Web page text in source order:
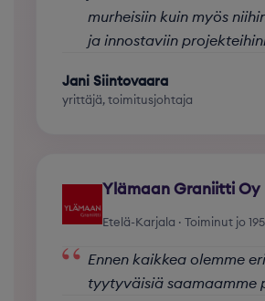
murheisiin kuin myös
ja innostaviin
Jani Siintovaara
yrittäjä, toimitusjohtaja
Ylämaan Graniitti Oy
Etelä-Karjala · Toiminut jo
“ Ennen kaikkea olemme
tyytyväisiä saamaamme